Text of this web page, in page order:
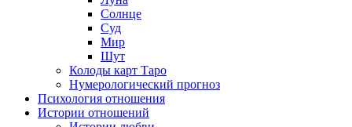
Солнце
Суд
Мир
Шут
Колоды карт Таро
Нумерологический прогноз
Психология отношения
Истории отношений